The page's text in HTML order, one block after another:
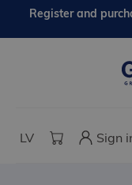
Register and
LV Sign